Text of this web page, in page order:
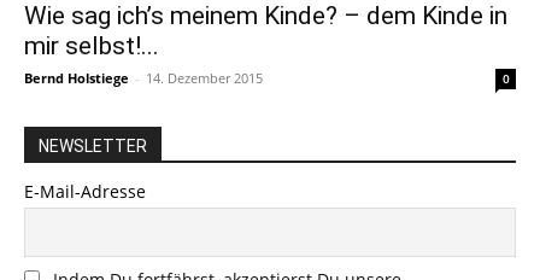
Wie sag ich’s meinem Kinde? – dem Kinde in
mir selbst!...
Bernd Holstiege - 14. Dezember 2015 0
NEWSLETTER
E-Mail-Adresse